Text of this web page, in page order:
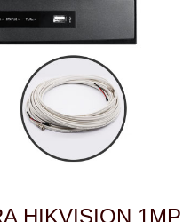
HIKVISION 1MP